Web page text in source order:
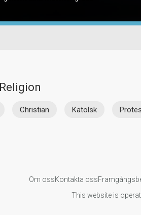
Christian Katolsk
Om ossKontakta oss
This website is